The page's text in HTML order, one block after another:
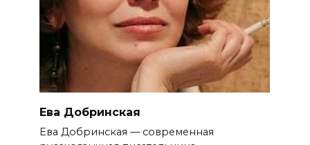
Ева Добринская
Ева Добринская — современная